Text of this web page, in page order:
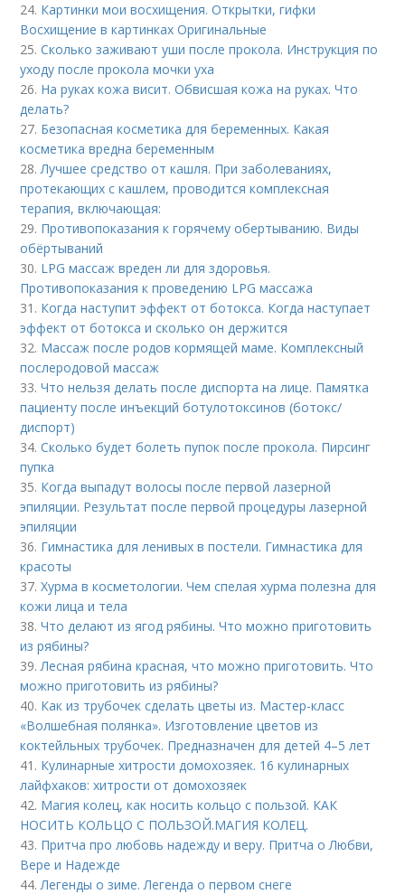
24. Картинки мои восхищения. Открытки, гифки
Восхищение в картинках Оригинальные
25.Сколько заживают уши после прокола. Инструкция по
уходу после прокола мочки уха
26. На руках кожа висит. Обвисшая кожа на руках. Что
делать?
27. Безопасная косметика для беременных. Какая
косметика вредна беременным
28.Лучшее средство от кашля. При заболеваниях,
протекающих с кашлем, проводится комплексная
терапия, включающая:
29. Противопоказания к горячему обертыванию. Виды
обёртываний
30. LPG массаж вреден ли для здоровья.
Противопоказания к проведению LPG массажа
31. Когда наступит эффект от ботокса. Когда наступает
эффект от ботокса и сколько он держится
32. Массаж после родов кормящей маме. Комплексный
послеродовой массаж
33.Что нельзя делать после диспорта на лице. Памятка
пациенту после инъекций ботулотоксинов (ботокс/
диспорт)
34.Сколько будет болеть пупок после прокола. Пирсинг
пупка
35. Когда выпадут волосы после первой лазерной
эпиляции. Результат после первой процедуры лазерной
эпиляции
36. Гимнастика для ленивых в постели. Гимнастика для
красоты
37.Хурма в косметологии. Чем спелая хурма полезна для
кожи лица и тела
38.Что делают из ягод рябины. Что можно приготовить
из рябины?
39.Лесная рябина красная, что можно приготовить. Что
можно приготовить из рябины?
40. Как из трубочек сделать цветы из. Мастер-класс
«Волшебная полянка». Изготовление цветов из
коктейльных трубочек. Предназначен для детей 4–5 лет
41. Кулинарные хитрости домохозяек. 16 кулинарных
лайфхаков: хитрости от домохозяек
42. Магия колец, как носить кольцо с пользой. КАК
НОСИТЬ КОЛЬЦО С ПОЛЬЗОЙ.МАГИЯ КОЛЕЦ.
43. Притча про любовь надежду и веру. Притча о Любви,
Вере и Надежде
44.Легенды о зиме. Легенда о первом снеге